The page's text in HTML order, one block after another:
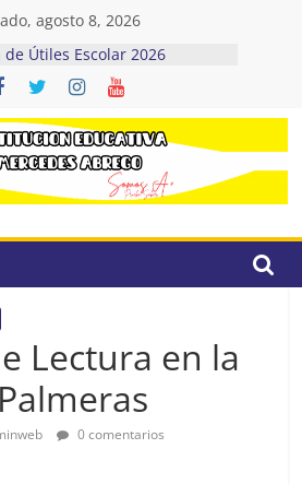
agosto 8, 2026
de Útiles Escolar 2026
Educación Inicial
Rectoral No 7 – Periodos
2026
de Gestión 2025
a clases 2026
Lectura en la
0 comentarios